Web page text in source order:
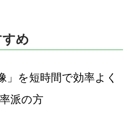
め
を短時間で効率よく
派の方